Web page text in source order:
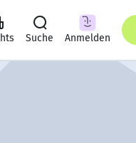
Suche Anmelden